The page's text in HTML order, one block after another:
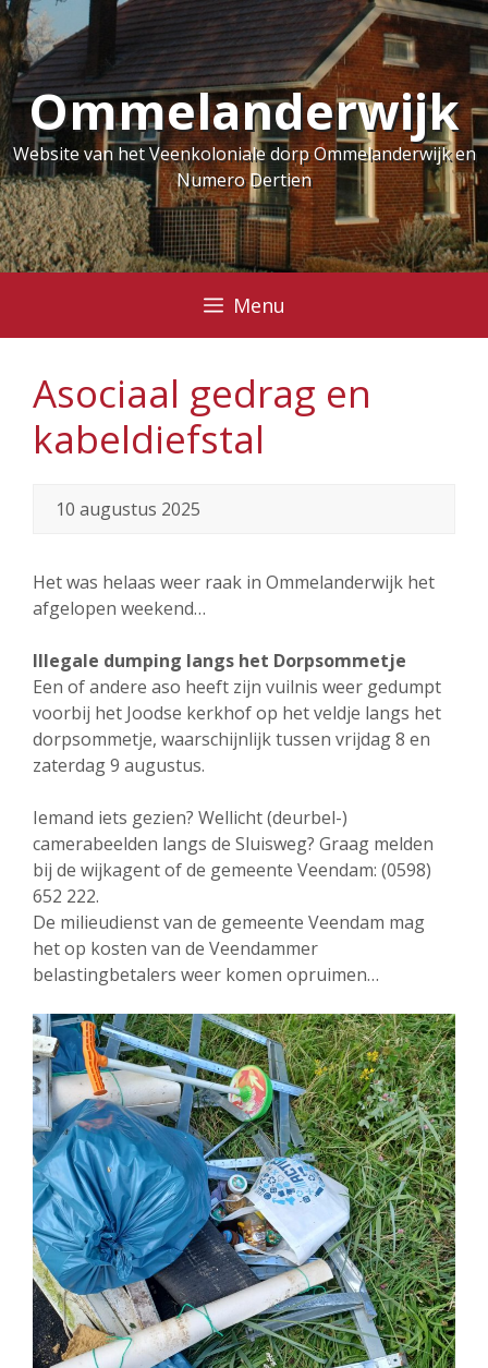
Ga
naar
de
inhoudOmmelanderwijk
Website van het Veenkoloniale dorp Ommelanderwijk en
Numero Dertien
Menu
Asociaal gedrag en
kabeldiefstal
10 augustus 2025
Het was helaas weer raak in Ommelanderwijk het
afgelopen weekend…
Illegale dumping langs het Dorpsommetje
Een of andere aso heeft zijn vuilnis weer gedumpt
voorbij het Joodse kerkhof op het veldje langs het
dorpsommetje, waarschijnlijk tussen vrijdag 8 en
zaterdag 9 augustus.
Iemand iets gezien? Wellicht (deurbel-)
camerabeelden langs de Sluisweg? Graag melden
bij de wijkagent of de gemeente Veendam: (0598)
652 222.
De milieudienst van de gemeente Veendam mag
het op kosten van de Veendammer
belastingbetalers weer komen opruimen…